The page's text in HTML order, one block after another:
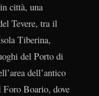
città, una
Tevere, tra il
Tiberina,
del Porto di
dell’antico
Boario, dove